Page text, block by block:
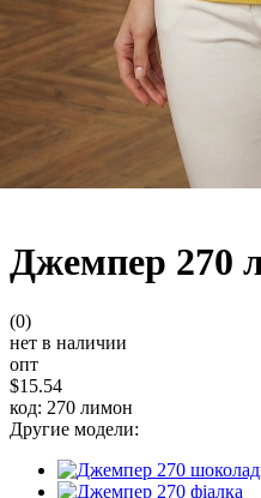
Джемпер 270
(0)
нет в наличии
опт
$15.54
код: 270 лимон
Другие модели: